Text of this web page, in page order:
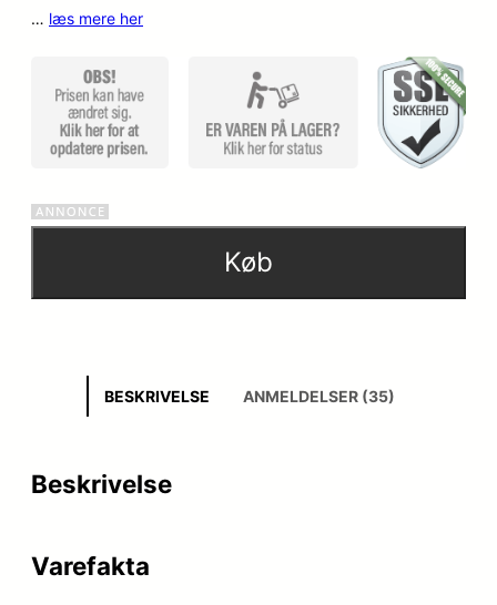
ud af 5
mmelser
… læs mere her
Køb
BESKRIVELSE ANMELDELSER (35)
Beskrivelse
Varefakta